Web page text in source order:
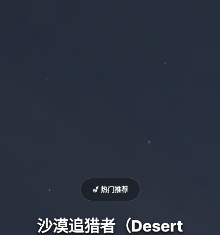
🎷 热门推荐
沙漠追猎者（Desert